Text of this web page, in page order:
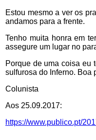
Estou mesmo a ver os
andamos para a frente.
Tenho muita honra em
assegure um lugar no
Porque de uma coisa eu
sulfurosa do Inferno. Boa
Colunista
Aos 25.09.2017:
https://www.publico.pt/